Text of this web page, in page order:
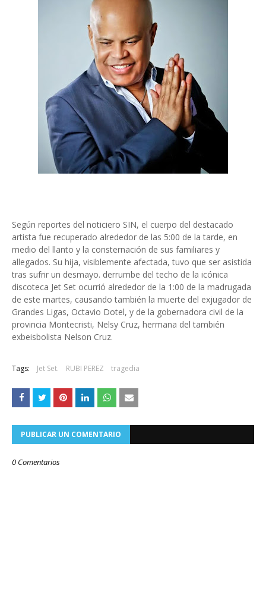
Según reportes del noticiero SIN, el cuerpo del destacado
artista fue recuperado alrededor de las 5:00 de la tarde, en
medio del llanto y la consternación de sus familiares y
allegados. Su hija, visiblemente afectada, tuvo que ser asistida
tras sufrir un desmayo. derrumbe del techo de la icónica
discoteca Jet Set ocurrió alrededor de la 1:00 de la madrugada
de este martes, causando también la muerte del exjugador de
Grandes Ligas, Octavio Dotel, y de la gobernadora civil de la
provincia Montecristi, Nelsy Cruz, hermana del también
exbeisbolista Nelson Cruz.
Tags: Jet Set. RUBI PEREZ tragedia
PUBLICAR UN COMENTARIO
0 Comentarios